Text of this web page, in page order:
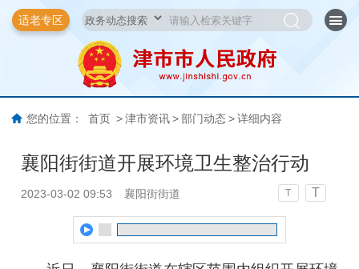
适老专区
您的位置： 首页 > 津市资讯 > 部门动态 > 详细内容
襄阳街街道开展环境卫生整治行动
2023-03-02 09:53 襄阳街街道 T T